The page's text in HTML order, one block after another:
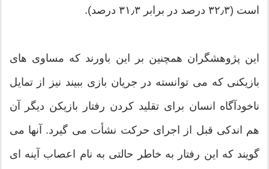
است (۳۲٫۳ درصد در برابر ۳۱٫۳ درصد).
این پژوهشگران همچنین بر این باورند که مساوی های
بازیکنی که می توانسته در جریان بازی ببیند نیز از تمایل
ناخودآگاه انسان برای تقلید کردن رفتار بازیکن دیگر آن
هم اندکی قبل از اجرای حرکت نشأت می گیرد. آنها می
گویند که این رفتار به خاطر حالتی به نام اعصاب آینه ای